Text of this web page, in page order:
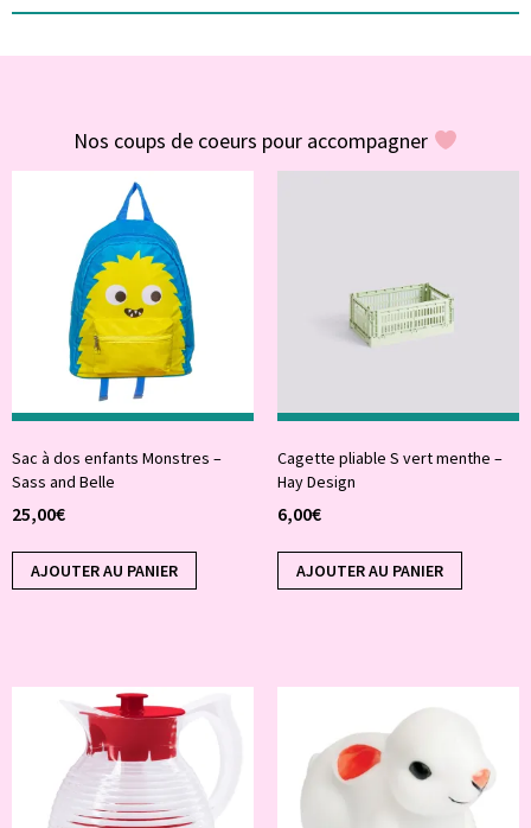
Nos coups de coeurs pour accompagner
Sac à dos enfants Monstres –
Sass and Belle
25,00€
AJOUTER AU PANIER
Cagette pliable S vert menthe –
Hay Design
6,00€
AJOUTER AU PANIER